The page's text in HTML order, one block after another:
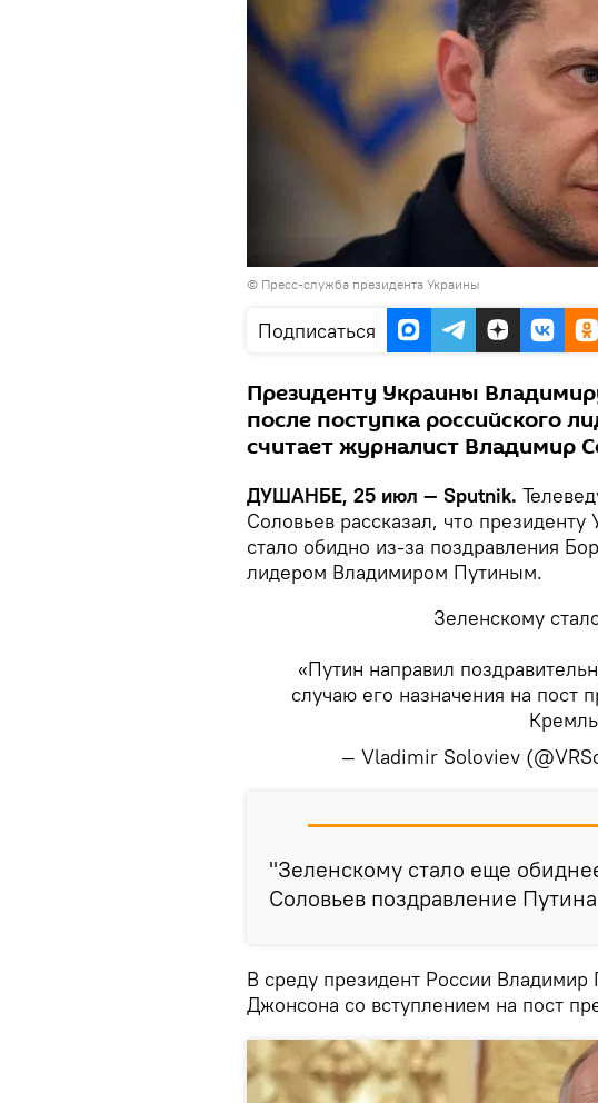
© Пресс-служба президента Украины
Подписаться
Президенту Украины
после поступка российского
считает журналист Владимир
ДУШАНБЕ, 25 июл — Sputnik.
Соловьев рассказал, что
стало обидно из-за поздравления
лидером Владимиром Путиным.
Зеленскому
«Путин направил
случаю его назначения на пост
— Vladimir Soloviev
​"Зеленскому стало еще
Соловьев поздравление
В среду президент России Владимир
Джонсона со вступлением на пост